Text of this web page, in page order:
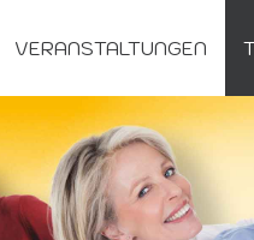
VERANSTALTUNGEN